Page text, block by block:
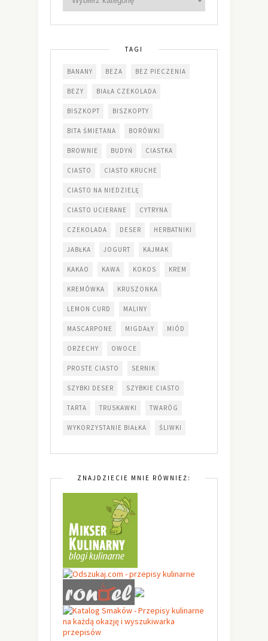
TAGI
BANANY BEZA BEZ PIECZENIA
BEZY BIAŁA CZEKOLADA
BISZKOPT BISZKOPTY
BITA ŚMIETANA BORÓWKI
BROWNIE BUDYŃ CIASTKA
CIASTO CIASTO KRUCHE
CIASTO NA NIEDZIELĘ
CIASTO UCIERANE CYTRYNA
CZEKOLADA DESER HERBATNIKI
JABŁKA JOGURT KAJMAK
KAKAO KAWA KOKOS KREM
KREMÓWKA KRUSZONKA
LEMON CURD MALINY
MASCARPONE MIGDAŁY MIÓD
ORZECHY OWOCE
PROSTE CIASTO SERNIK
SZYBKI DESER SZYBKIE CIASTO
TARTA TRUSKAWKI TWARÓG
WYKORZYSTANIE BIAŁKA ŚLIWKI
ZNAJDZIECIE MNIE RÓWNIEŻ: